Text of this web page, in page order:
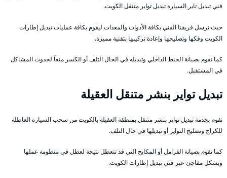
فني تبديل تاير السيارة تبديل تواير متنقل الكويت.
حيث نرسل فريقنا الفني بكافة الأدوات والمعدات ليقوم بكافة عمليات تبديل إطارات
الكويت وفكها وتصليحها وإعادة تركيبها بتقنية مميزة.
كما نقوم بصيانة الجنط الداخلي وتبديله في الحال التلف أو الكسر منعاً لحدوث المشاكل
في المستقبل.
تبديل تواير بنشر متنقل العقيلة
نقوم بخدمة تبديل تواير بنشر متنقل بمنطقة العقيلة بالكويت من سحب السيارة العاطلة
للكراج وتصليح التواير أو تبديلها في حال التلف.
كما نقوم بصيانة الفرامل أو المكابح التي قد تتعطل نتيجة لعطل في منظومة عملها
وبشكل مفاجئ عبر فني تبديل إطارات الكويت.